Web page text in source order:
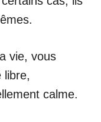
vie, vous
libre,
calme.